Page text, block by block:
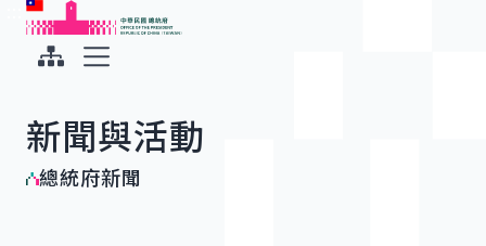
跳到主要內容
中華民國總統府
新聞與活動
總統府新聞